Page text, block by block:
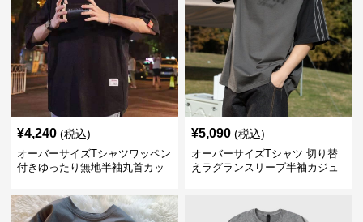
¥4,240 (税込)
オーバーサイズTシャツワッペン
付きゆったり無地半袖丸首カッ
¥5,090 (税込)
オーバーサイズTシャツ 切り替
えラグランスリーブ半袖カジュ